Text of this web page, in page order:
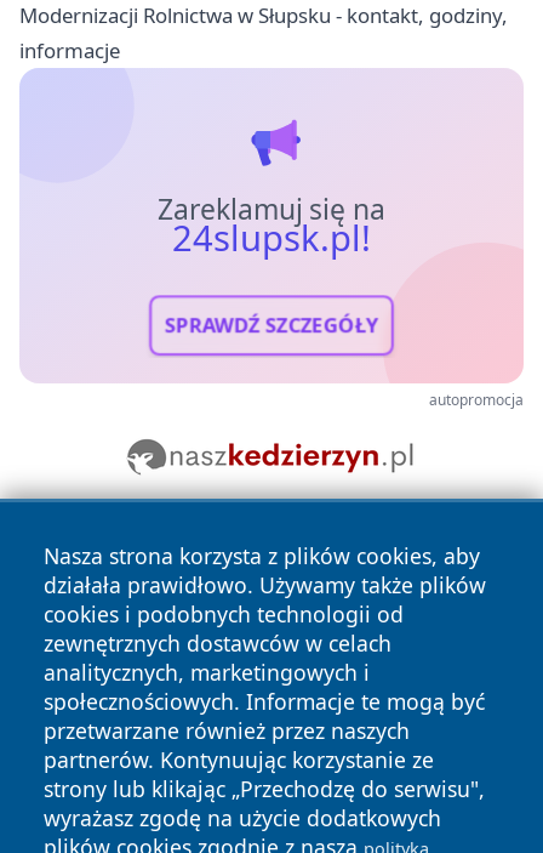
Modernizacji Rolnictwa w Słupsku - kontakt, godziny,
informacje
Zareklamuj się na
24slupsk.pl!
SPRAWDŹ SZCZEGÓŁY
autopromocja
Nasza strona korzysta z plików cookies, aby
działała prawidłowo. Używamy także plików
cookies i podobnych technologii od
zewnętrznych dostawców w celach
analitycznych, marketingowych i
społecznościowych. Informacje te mogą być
przetwarzane również przez naszych
partnerów. Kontynuując korzystanie ze
strony lub klikając „Przechodzę do serwisu",
wyrażasz zgodę na użycie dodatkowych
plików cookies zgodnie z naszą
Copyright © 2026 24slupsk.pl Wszystkie prawa zastrzeżone.
News Autorzy
Polityka
Prywatności
Polityka
Cookies